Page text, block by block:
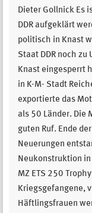
Dieter Gollnick Es
DDR aufgeklärt
politisch in Knast
Staat DDR noch
Knast eingesperrt
in K-M- Stadt
exportierte das
als 50 Länder. Die
guten Ruf. Ende
Neuerungen
Neukonstrukti­on
MZ ETS 250
Kriegsgefangene,
Häftlingsfrauen